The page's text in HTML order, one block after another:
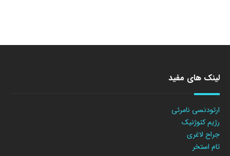
لینک های مفید
ارتودنسی نامرئی
رژیم کتوژنیک
جراح لاغری
تام استخر